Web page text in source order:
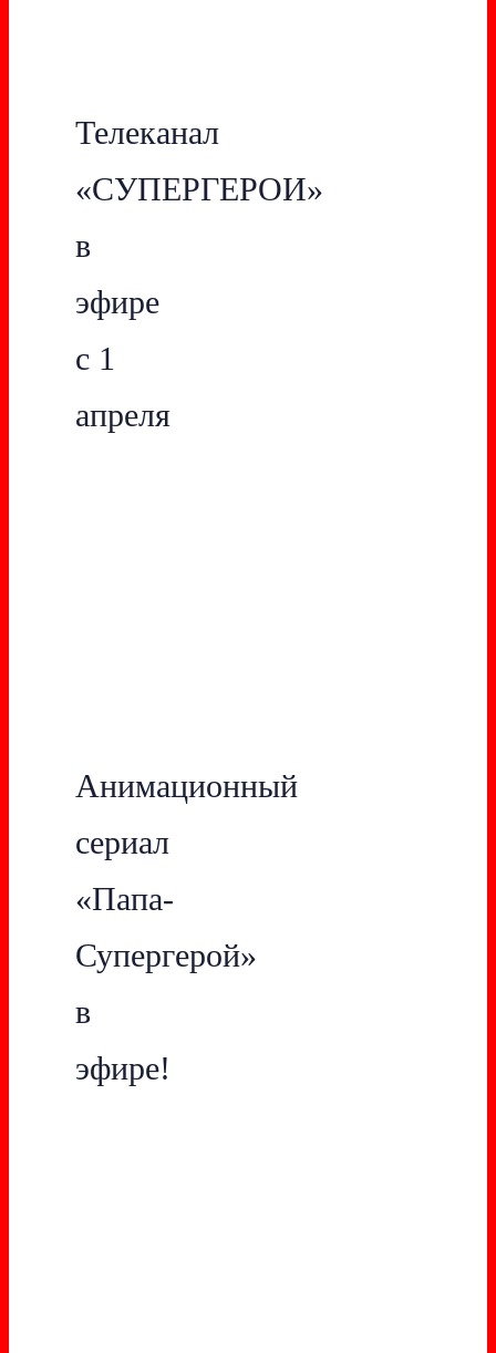
Телеканал
«СУПЕРГЕРОИ»
в
эфире
с 1
апреля
Анимационный
сериал
«Папа-
Супергерой»
в
эфире!